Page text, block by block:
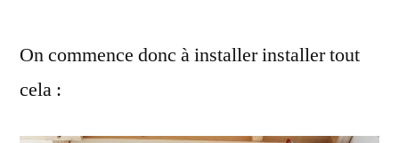
On commence donc à installer installer tout
cela :